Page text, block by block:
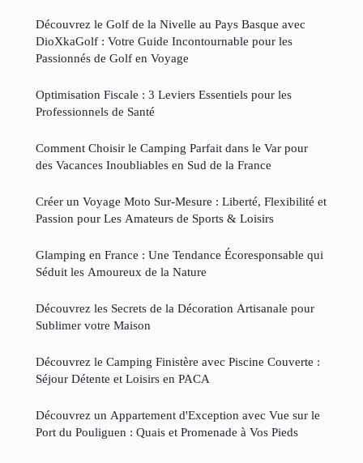
Découvrez le Golf de la Nivelle au Pays Basque avec
DioXkaGolf : Votre Guide Incontournable pour les
Passionnés de Golf en Voyage
Optimisation Fiscale : 3 Leviers Essentiels pour les
Professionnels de Santé
Comment Choisir le Camping Parfait dans le Var pour
des Vacances Inoubliables en Sud de la France
Créer un Voyage Moto Sur-Mesure : Liberté, Flexibilité et
Passion pour Les Amateurs de Sports & Loisirs
Glamping en France : Une Tendance Écoresponsable qui
Séduit les Amoureux de la Nature
Découvrez les Secrets de la Décoration Artisanale pour
Sublimer votre Maison
Découvrez le Camping Finistère avec Piscine Couverte :
Séjour Détente et Loisirs en PACA
Découvrez un Appartement d'Exception avec Vue sur le
Port du Pouliguen : Quais et Promenade à Vos Pieds